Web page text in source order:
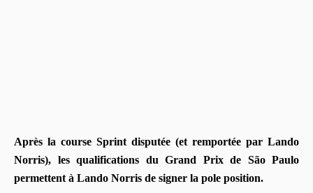
Après la course Sprint disputée (et remportée par Lando
Norris), les qualifications du Grand Prix de São Paulo
permettent à Lando Norris de signer la pole position.